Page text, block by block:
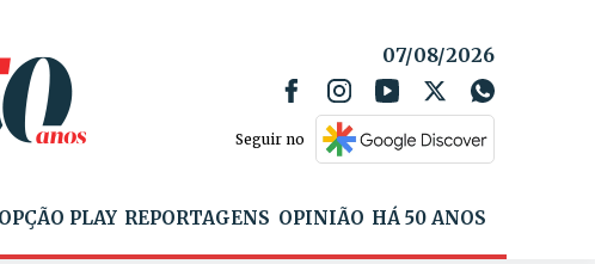
07/08/2026
Seguir no
OPÇÃO PLAY REPORTAGENS OPINIÃO HÁ 50 ANOS